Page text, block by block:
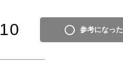
10 参考になった